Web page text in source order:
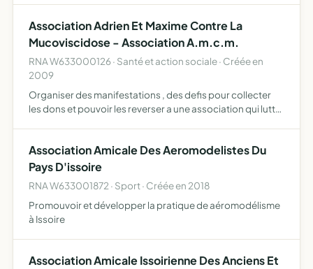
Association Adrien Et Maxime Contre La
Mucoviscidose - Association A.m.c.m.
RNA W633000126 · Santé et action sociale · Créée en
2009
Organiser des manifestations , des defis pour collecter
les dons et pouvoir les reverser a une association qui lutte
Association Amicale Des Aeromodelistes Du
Pays D'issoire
RNA W633001872 · Sport · Créée en 2018
Promouvoir et développer la pratique de aéromodélisme
à Issoire
Association Amicale Issoirienne Des Anciens Et